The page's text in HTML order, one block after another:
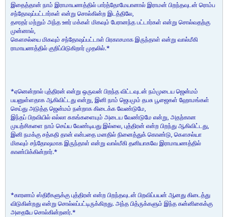
இதைத்தான் நாம் இராமாயணத்தில் பார்த்தோமேயானால் இராமன் பிறந்தவுடன் ரொம்ப
சந்தோஷப்பட்டார்கள் என்று சொல்கின்ற இடத்திலே,
தசரதர் மற்றும் அந்த ஊர் மக்கள் மிகவும் பேரானந்த பட்டார்கள் என்று சொல்வதற்கு
முன்னால்,
கௌசல்யை மிகவும் சந்தோஷப்பட்டாள் பிரகாசமாக இருந்தாள் என்று வால்மீகி
ராமாயணத்தில் குறிப்பிடுகிறார் முதலில்.*
*ஏனென்றால் புத்திரன் என்று ஒருவன் பிறந்த விட்டவுடன் நம்முடைய ஜென்மம்
பயனுள்ளதாக ஆகிவிட்டது என்று, இனி நாம் ஜெபமும் தபசு பூஜைகள் ஹோமங்கள்
செய்து அடுத்த ஜென்மம் நன்றாக கிடைக்க வேண்டுமே,
இந்தப் பிறவியில் எல்லா சுகங்களையும் அடைய வேண்டுமே என்று, அதற்கான
முயற்சிகளை நாம் செய்ய வேண்டியது இல்லை, புத்திரன் என்ற பிறந்து ஆகிவிட்டது,
இனி நமக்கு சத்கதி தான் என்பதை மனதில் நினைத்துக் கொண்டு, கௌசல்யா
மிகவும் சந்தோஷமாக இருந்தாள் என்று வால்மீகி தனியாகவே இராமாயணத்தில்
காண்பிக்கின்றார்.*
*காரணம் ஸ்திரீகளுக்கு புத்திரன் என்ற பிறந்தவுடன் பிறவிப்பயன் ஆனது கிடைத்து
விடுகின்றது என்று சொல்லப்பட்டிருக்கிறது. அந்த பித்ருக்களும் இந்த கன்னிகைக்கு
அதையே சொல்கின்றனர்.*